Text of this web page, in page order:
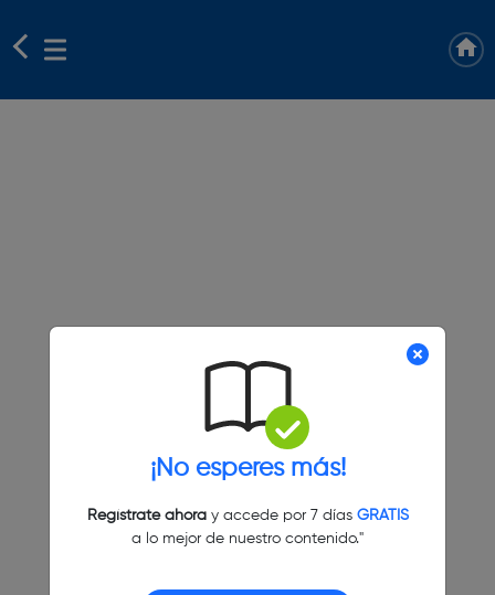
¡No esperes más!
Regístrate ahoray accede por 7 días GRATIS
a lo mejor de nuestro contenido."